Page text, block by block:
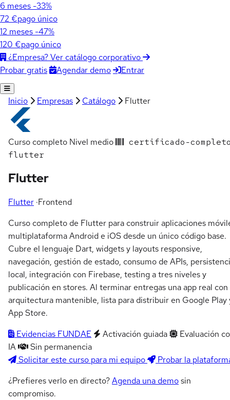
6 meses -33%
72 €pago único
12 meses -47%
120 €pago único
¿Empresa? Ver catálogo corporativo
Probar gratis
Agendar demo Entrar
Inicio Empresas Catálogo Flutter
Curso completo Nivel medio
certificado-
flutter
Flutter
Flutter ·Frontend
Curso completo de Flutter para construir aplicaciones
multiplataforma Android e iOS desde un único código base.
Cubre el lenguaje Dart, widgets y layouts responsive,
navegación, gestión de estado, consumo de APIs,
local, integración con Firebase, testing a tres niveles y
publicación en stores. Al terminar entregas una app real con
arquitectura mantenible, lista para distribuir en Google Play
App Store.
Evidencias FUNDAE
Activación guiada
Evaluación
IA
Sin permanencia
Solicitar este curso para mi equipo
Probar la
¿Prefieres verlo en directo?Agenda una demosin
compromiso.